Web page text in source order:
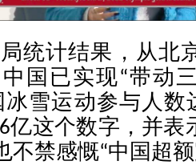
统计结果，从北
国已实现“带动
雪运动参与人数
亿这个数字，并表
不禁感慨“中国超